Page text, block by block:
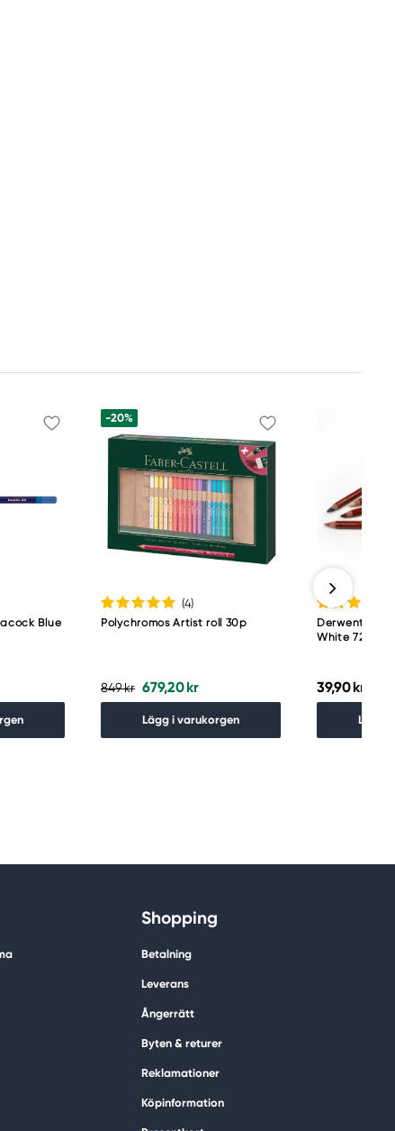
Blue
-20%
(4)
Polychromos Artist roll 30p
849 kr 679,20 kr
Lägg i varukorgen
Derwent
White 7200
39,90 kr
Lägg i
Shopping
Betalning
Leverans
Ångerrätt
Byten & returer
Reklamationer
Köpinformation